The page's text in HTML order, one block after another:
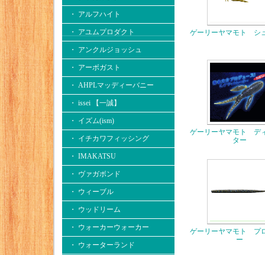
・ アルフハイト
・ アユムプロダクト
・ アンクルジョッシュ
・ アーボガスト
・ AHPLマッディーバニー
・ issei 【一誠】
・ イズム(ism)
・ イチカワフィッシング
・ IMAKATSU
・ ヴァガボンド
・ ウィーブル
・ ウッドリーム
・ ウォーカーウォーカー
・ ウォーターランド
ゲーリーヤマモト シ
ゲーリーヤマモト デ
ター
ゲーリーヤマモト プ
ー